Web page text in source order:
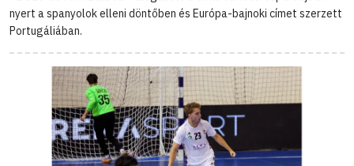
nyert a spanyolok elleni döntőben és Európa-bajnoki címet szerzett
Portugáliában.